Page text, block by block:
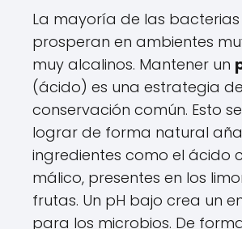
La mayoría de las
prosperan en ambientes
muy alcalinos. Mantener un
(ácido) es una estrategia de
conservación común. Esto
lograr de forma natural
ingredientes como el ácido
málico, presentes en los
frutas. Un pH bajo crea un
para los microbios. De